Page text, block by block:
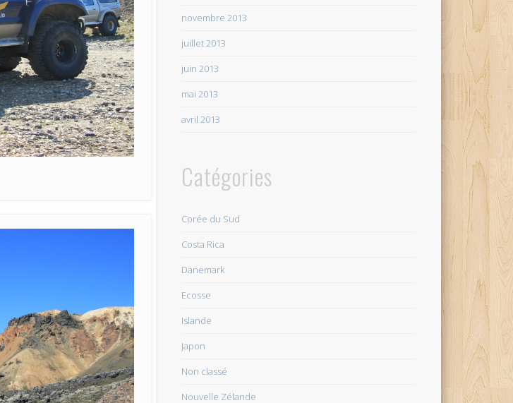
novembre 2013
juillet 2013
juin 2013
mai 2013
avril 2013
Catégories
Corée du Sud
Costa Rica
Danemark
Ecosse
Islande
Japon
Non classé
Nouvelle Zélande